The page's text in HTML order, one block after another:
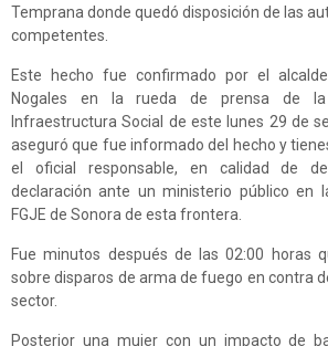
Temprana donde quedó disposición de las
competentes.
Este hecho fue confirmado por el
Nogales en la rueda de prensa de
Infraestructura Social de este lunes 29 de
aseguró que fue informado del hecho y
el oficial responsable, en calidad de
declaración ante un ministerio público en
FGJE de Sonora de esta frontera.
Fue minutos después de las 02:00 horas
sobre disparos de arma de fuego en contra
sector.
Posterior una mujer con un impacto de